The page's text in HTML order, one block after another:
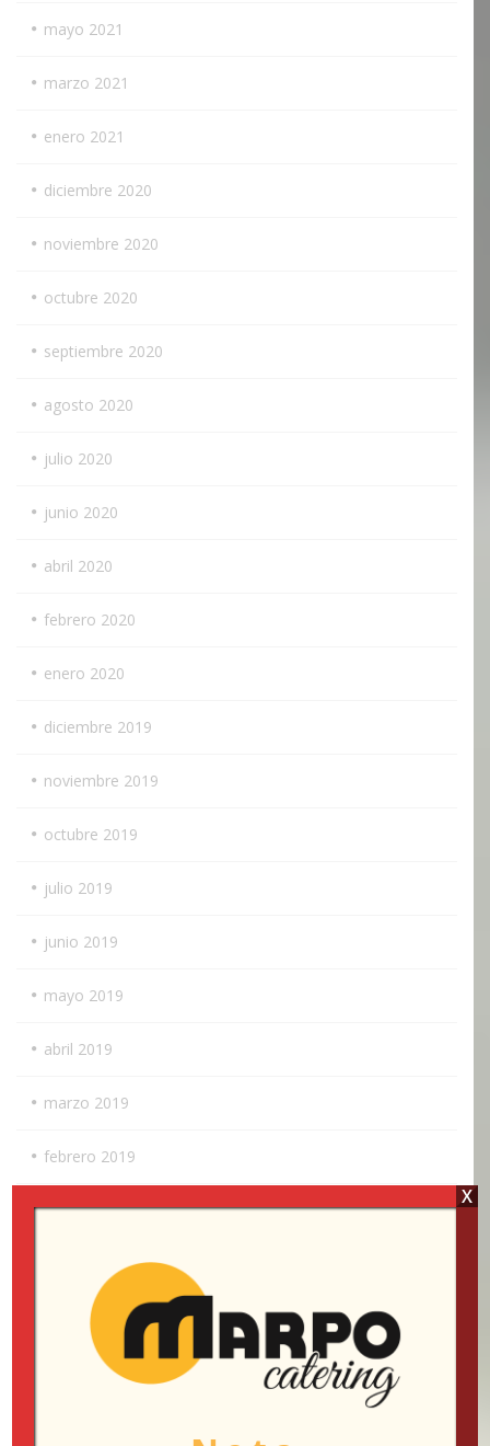
mayo 2021
marzo 2021
enero 2021
diciembre 2020
noviembre 2020
octubre 2020
septiembre 2020
agosto 2020
julio 2020
junio 2020
abril 2020
febrero 2020
enero 2020
diciembre 2019
noviembre 2019
octubre 2019
julio 2019
junio 2019
mayo 2019
abril 2019
marzo 2019
febrero 2019
enero 2019
diciembre 2018
noviembre 2018
octubre 2018
X